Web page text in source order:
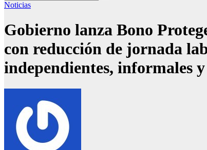
Noticias
Gobierno lanza Bono
con reducción de jornada
independientes, informales